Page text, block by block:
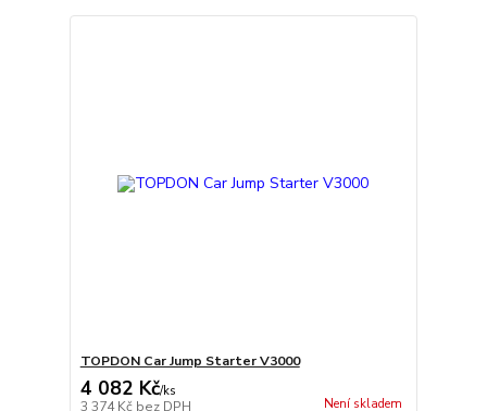
TOPDON Car Jump Starter V3000
4 082 Kč/ks
3 374 Kč bez DPH Není skladem